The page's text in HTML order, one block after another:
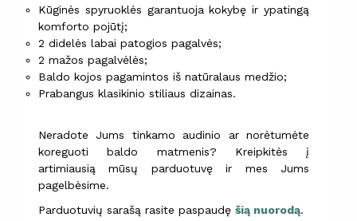
Kūginės spyruoklės garantuoja kokybę ir ypatingą
komforto pojūtį;
2 didelės labai patogios pagalvės;
2 mažos pagalvėlės;
Baldo kojos pagamintos iš natūralaus medžio;
Prabangus klasikinio stiliaus dizainas.
Neradote Jums tinkamo audinio ar norėtumėte
koreguoti baldo matmenis? Kreipkitės į
artimiausią mūsų parduotuvę ir mes Jums
pagelbėsime.
Parduotuvių sarašą rasite paspaudę šią nuorodą.